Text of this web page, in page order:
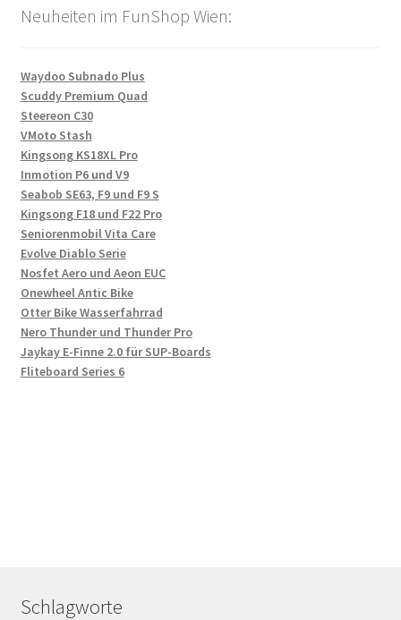
Neuheiten im FunShop Wien:
Waydoo Subnado Plus
Scuddy Premium Quad
Steereon C30
VMoto Stash
Kingsong KS18XL Pro
Inmotion P6 und V9
Seabob SE63, F9 und F9 S
Kingsong F18 und F22 Pro
Seniorenmobil Vita Care
Evolve Diablo Serie
Nosfet Aero und Aeon EUC
Onewheel Antic Bike
Otter Bike Wasserfahrrad
Nero Thunder und Thunder Pro
Jaykay E-Finne 2.0 für SUP-Boards
Fliteboard Series 6
Schlagworte